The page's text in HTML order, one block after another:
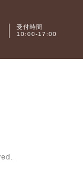
受付時間
10:00-17:00